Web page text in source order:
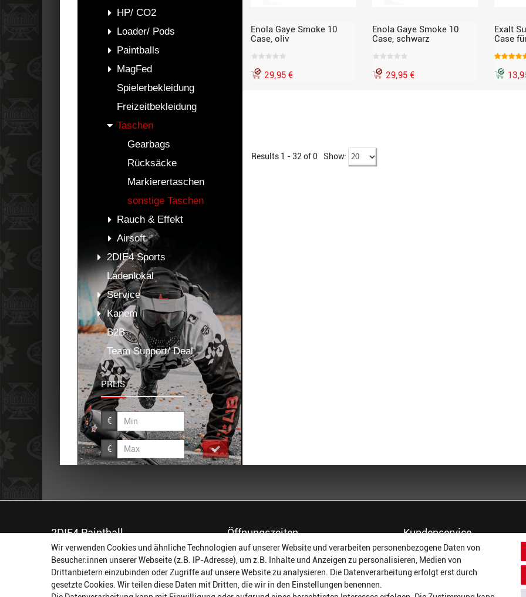
HP/ CO2
Loader/ Pods
Paintballs
MagFed
Spielerbekleidung
Freizeitbekleidung
Taschen
Gearbags
Rücksäcke
Markierertaschen
sonstige Taschen
Rauch & Effekt
Airsoft
2DIE4 Sports
Ladenlokal
Service
Kanem
B2B
Team Support/ Deal
PREIS
€
€
Enola Gaye Smoke 10
Case, oliv
29,95 €
Enola Gaye Smoke 10
Case, schwarz
29,95 €
Exalt
Case
Results 1 - 32 of0 Show:
2DIE4 Paintball
56457 Westerburg
Reinhold-Ferger-Straße 26
order@2die4-sports.com
0 26 63/ 9 68 69 37
Öffnungszeiten
Montag:
14:00 - 17:00 Uhr
Dienstag:
14:00 - 17:00 Uhr
Mittwoch:
14:00 - 17:00 Uhr
Donnerstag:
14:00 - 17:00 Uhr
Kundenservice
Dein Konto
Häufigste Fragen (FAQ)
Größentabellen
Wir verwenden Cookies und ähnliche Technologien auf unserer Website und verarbeiten personenbezogene Daten von
Besucher:innen unserer Webseite (z.B. IP-Adresse), um z.B. Inhalte und Anzeigen zu personalisieren, Medien von
Drittanbietern einzubinden oder Zugriffe auf unsere Website zu analysieren. Die Datenverarbeitung erfolgt erst durch
gesetzte Cookies. Wir teilen diese Daten mit Dritten, die wir in den Einstellungen benennen.